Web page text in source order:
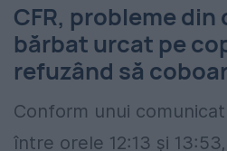
CFR, probleme din
bărbat urcat pe
refuzând să
Conform unui
între orele 12:13 și